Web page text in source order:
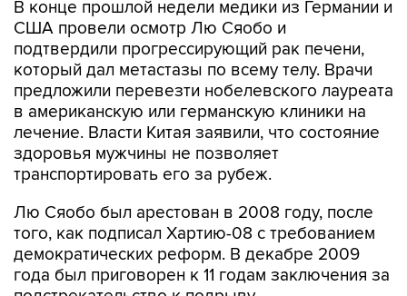
подтвердили прогрессирующий рак печени,
который дал метастазы по всему телу. Врачи
предложили перевезти нобелевского лауреата
в американскую или германскую клиники на
лечение. Власти Китая заявили, что состояние
здоровья мужчины не позволяет
транспортировать его за рубеж.
Лю Сяобо был арестован в 2008 году, после
демократических реформ. В декабре 2009
года был приговорен к 11 годам заключения за
подстрекательство к подрыву
государственного строя.